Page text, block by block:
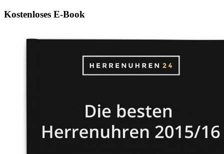
Kostenloses E-Book